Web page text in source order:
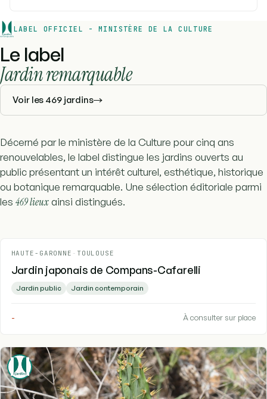
LABEL OFFICIEL - MINISTÈRE DE LA CULTURE
Le label
Jardin remarquable
Voir les 469 jardins
Décerné par le ministère de la Culture pour cinq ans
renouvelables, le label distingue les jardins ouverts au
public présentant un intérêt culturel, esthétique, historique
ou botanique remarquable. Une sélection éditoriale parmi
les 469 lieuxainsi distingués.
HAUTE-GARONNE - TOULOUSE
Jardin japonais de Compans-Cafarelli
Jardin public Jardin contemporain
- À consulter sur place